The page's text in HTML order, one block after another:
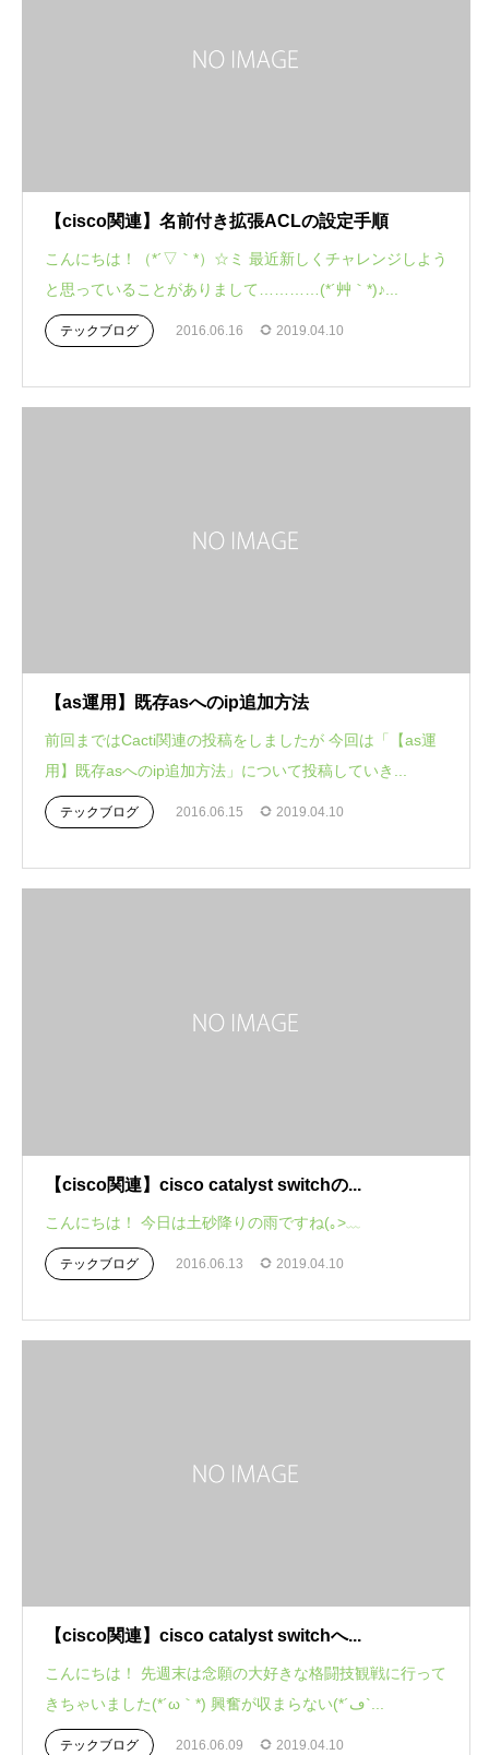
【cisco関連】名前付き拡張ACLの設定手順
こんにちは！（*´▽｀*）☆ミ 最近新しくチャレンジしよう
と思っていることがありまして…………(*´艸｀*)♪...
テックブログ 2016.06.16 2019.04.10
【as運用】既存asへのip追加方法
前回まではCacti関連の投稿をしましたが 今回は「【as運
用】既存asへのip追加方法」について投稿していき...
テックブログ 2016.06.15 2019.04.10
【cisco関連】cisco catalyst switchの...
こんにちは！ 今日は土砂降りの雨ですね(｡>﹏
テックブログ 2016.06.13 2019.04.10
【cisco関連】cisco catalyst switchへ...
こんにちは！ 先週末は念願の大好きな格闘技観戦に行って
きちゃいました(*´ω｀*) 興奮が収まらない(*´ڡ`...
テックブログ 2016.06.09 2019.04.10